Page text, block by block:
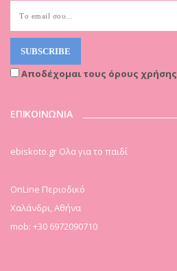
Αποδέχομαι τους όρους χρήσης
ΕΠΙΚΟΙΝΩΝΙΑ
ebiskoto.gr Ολα για το παιδί
OnLine Περιοδικό
Χαλάνδρι, Αθήνα
mob: +30 6972090710